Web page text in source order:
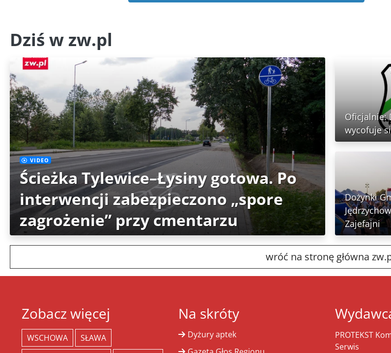
Dziś w zw.pl
VIDEO
Ścieżka Tylewice–Łysiny gotowa. Po
interwencji zabezpieczono „spore
zagrożenie” przy cmentarzu
Oficjalnie:
wycofuje
Dożynki
Zajefajni
wróć na stronę główna
Zobacz więcej
WSCHOWA
SŁAWA
Na skróty
Dyżury aptek
PROTEKST
Serwis